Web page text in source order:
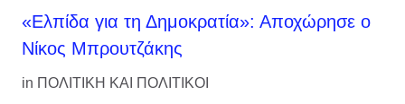
«Ελπίδα για τη Δημοκρατία»: Αποχώρησε ο
Νίκος Μπρουτζάκης
in ΠΟΛΙΤΙΚΗ ΚΑΙ ΠΟΛΙΤΙΚΟΙ